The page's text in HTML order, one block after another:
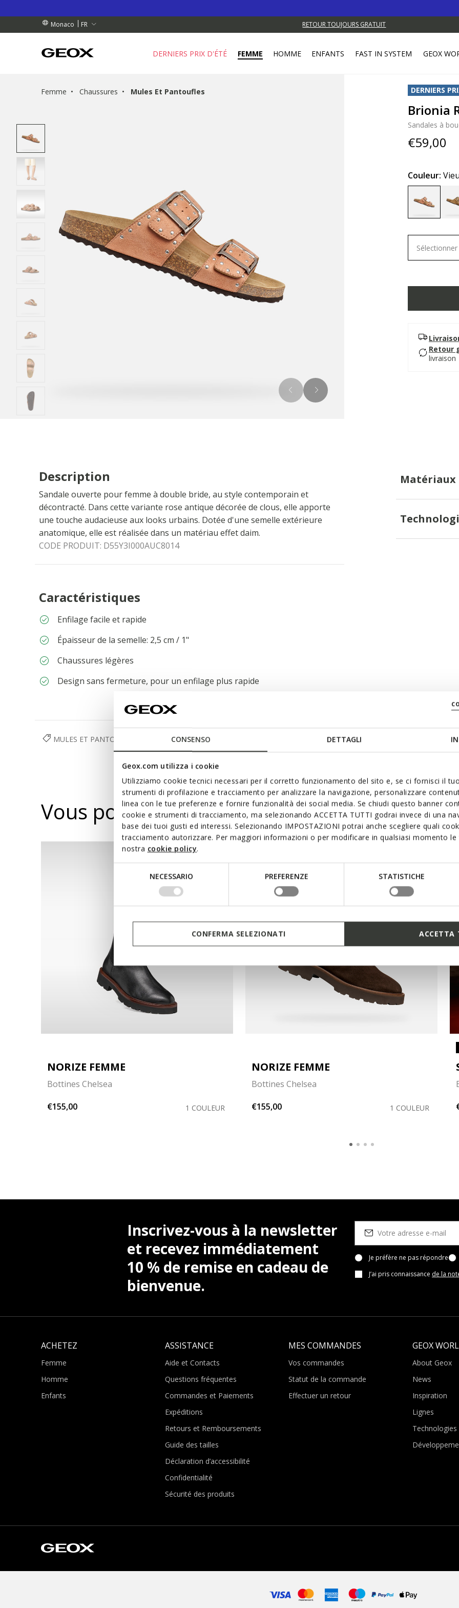
CONSENSO DETTAGLI
Geox.com utilizza i cookie
Utilizziamo cookie tecnici necessari per il corretto funzionamento del sito e, se ci fornisci il
strumenti di profilazione e tracciamento per analizzare la navigazione, personalizzare
linea con le tue preferenze e fornire funzionalità dei social media. Se chiudi questo banner
cookie e strumenti di tracciamento, ma selezionando ACCETTA TUTTI godrai invece di una
base dei tuoi gusti ed interessi. Selezionando IMPOSTAZIONI potrai anche scegliere quali
tracciamento autorizzare. Per maggiori informazioni o per modificare in qualsiasi momento
nostra cookie policy.
NECESSARIO PREFERENZE STATISTICHE
CONFERMA SELEZIONATI ACCETTA
Monaco FR
DE PLUS DE 90.00 € RETOUR TOUJOURS GRATUIT
DE PLUS DE 90.00 €
DERNIERS PRIX D'ÉTÉ FEMME HOMME ENFANTS FAST IN SYSTEM GEOX
Femme Chaussures Mules Et Pantoufles DERNIERS
Brionia
Sandales à
€59,00
Couleur:
Retour
livraison
Description
Sandale ouverte pour femme à double bride, au style contemporain et
décontracté. Dans cette variante rose antique décorée de clous, elle apporte
une touche audacieuse aux looks urbains. Dotée d'une semelle extérieure
anatomique, elle est réalisée dans un matériau effet daim.
CODE PRODUIT: D55Y3I000AUC8014
Caractéristiques
Enfilage facile et rapide
Épaisseur de la semelle: 2,5 cm / 1"
Chaussures légères
Design sans fermeture, pour un enfilage plus rapide
Matériaux
MULES ET PANTOUFLES CHAUSSURES FEMME
Vous pourriez aussi aimer
NORIZE FEMME
Bottines Chelsea
€155,00
1 COULEUR
NORIZE FEMME
Bottines Chelsea
€155,00
1 COULEUR
Inscrivez-vous à la newsletter
et recevez immédiatement
10 % de remise en cadeau de
bienvenue.
Je préfère ne pas répondre
J’ai pris connaissance de la
ACHETEZ
Femme
Homme
Enfants
ASSISTANCE
Aide et Contacts
Questions fréquentes
Commandes et Paiements
Expéditions
Retours et Remboursements
Guide des tailles
Déclaration d’accessibilité
Confidentialité
Sécurité des produits
MES COMMANDES
Vos commandes
Statut de la commande
Effectuer un retour
GEOX
About Geox
News
Inspiration
Lignes
Technologies